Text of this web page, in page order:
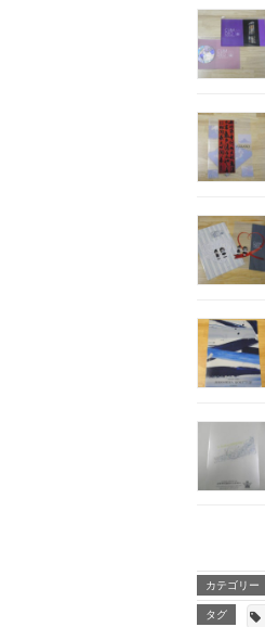
カテゴリー
タグ